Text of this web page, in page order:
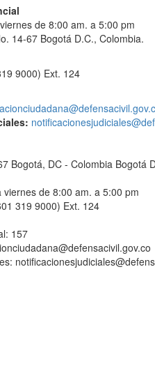
de 8:00 am. a 5:00 pm
14-67 Bogotá D.C., Colombia.
9000) Ext. 124
Bogotá, DC - Colombia Bogotá
de 8:00 am. a 5:00 pm
319 9000) Ext. 124
157